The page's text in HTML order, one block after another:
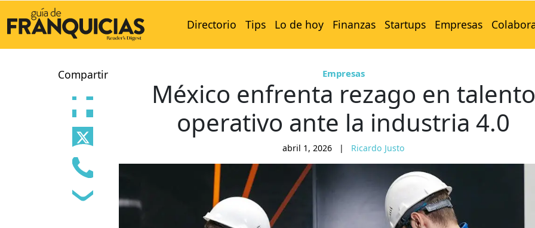
Directorio Tips Lo de hoy Finanzas Startups Empresas
Compartir Empresas
México enfrenta rezago en talento
operativo ante la industria 4.0
abril 1, 2026 | Ricardo Justo